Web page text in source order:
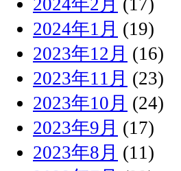
2024年1月 (19)
2023年12月 (16)
2023年11月 (23)
2023年10月 (24)
2023年9月 (17)
2023年8月 (11)